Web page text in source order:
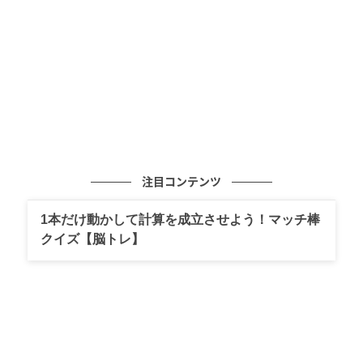
注目コンテンツ
1本だけ動かして計算を成立させよう！マッチ棒
クイズ【脳トレ】